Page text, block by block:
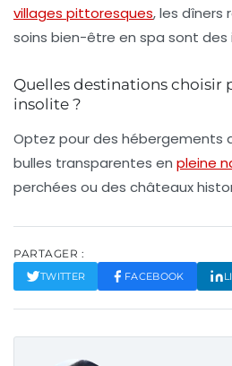
villages pittoresques, les dîners
soins bien-être en spa sont des
Quelles destinations choisir
insolite ?
Optez pour des hébergements
bulles transparentes en pleine
perchées ou des châteaux
PARTAGER :
TWITTER FACEBOOK